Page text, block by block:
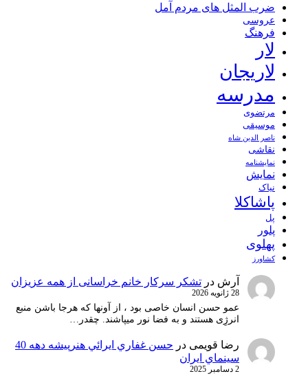
ضرب المثل های مردم آمل
عروسی
فرهنگ
لار
لاریجان
مدرسه
مرتضوی
موسیقی
ناصر الدین شاه
نقاشی
نمايشنامه
نمایش
نیاک
پاشاکلا
پل
پلور
پهلوی
کشاورز
آرش در تشکر سرکار خانم خراسانی از همه عزیزان
28 ژانویه 2026
عمو حسن انسان خاصی بود ، از آونها که هرجا باشن منبع
انرژِی هستند و به فضا نور میپاشند. چقدر…
رضا قویمی در
حسن غفاري ايرائي هنرپيشه دهه 40
سينماي ايران
2 دسامبر 2025